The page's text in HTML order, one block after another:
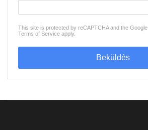
This site is protected by reCAPTCHA and the Google
Terms of Service apply.
Beküldés